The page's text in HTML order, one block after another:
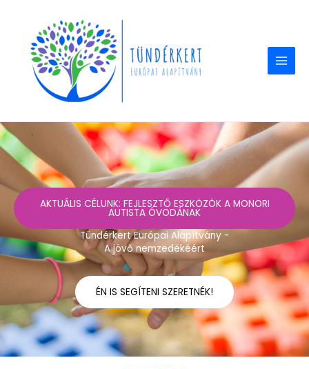
content
AKTUÁLIS CÉLUNK: FEJLESZTŐ ESZKÖZÖK A MONORI
AUTISTA ÓVODÁNAK
Tündérkert Európai Alapítvány -
A jövő nemzedékéért
ÉN IS SEGÍTENI SZERETNÉK!